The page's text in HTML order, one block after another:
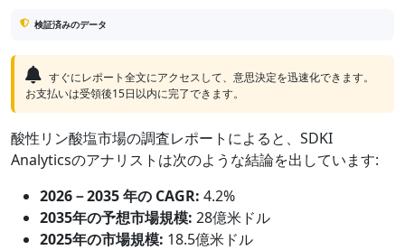
検証済みのデータ
すぐにレポート全文にアクセスして、意思決定を迅速化できます。
お支払いは受領後15日以内に完了できます。
酸性リン酸塩市場の調査レポートによると、SDKI
Analyticsのアナリストは次のような結論を出しています:
2026－2035 年の CAGR: 4.2%
2035年の予想市場規模: 28億米ドル
2025年の市場規模: 18.5億米ドル